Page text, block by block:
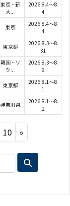
東京・新
大...
2026.8.4～8.
4
東京
2026.8.4～8.
4
東京都
2026.8.3～8.
31
韓国・ソ
ウ...
2026.8.3～8.
9
東京都
2026.8.1～8.
1
神奈川県
2026.8.1～8.
2
10 »